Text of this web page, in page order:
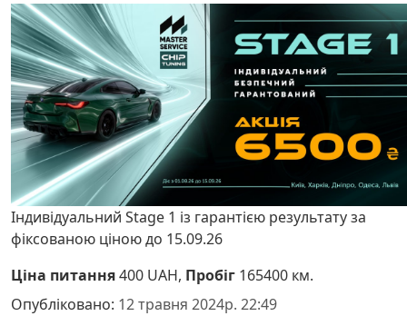
Індивідуальний Stage 1 із гарантією результату за
фіксованою ціною до 15.09.26
Ціна питання400 UAH, Пробіг 165400 км.
Опубліковано: 12 травня 2024р. 22:49